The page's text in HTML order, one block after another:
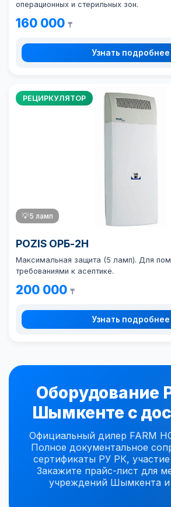
операционных и стерильных зон.
160 000 ₸
Узнать подробнее
РЕЦИРКУЛЯТОР
💡5 ламп
POZIS ОРБ-2Н
Максимальная защита (5 ламп). Для
требованиями к асептике.
200 000 ₸
Узнать подробнее
Оборудование
Шымкенте с
Официальный дилер FARM
Полное документальное
сертификаты РУ РК,
Закажите прайс-лист для
учреждений Шымкента и